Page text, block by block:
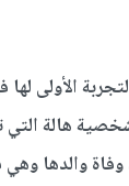
الأولى لها
هالة التي
وفاة والدها